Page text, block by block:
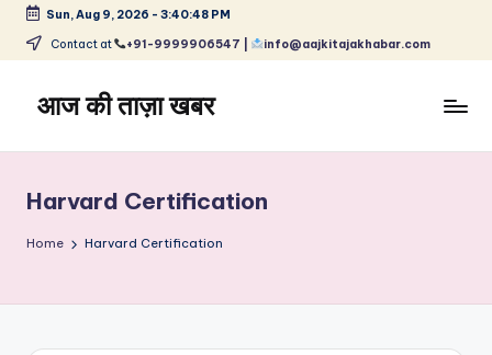
Skip
content
Sun, Aug 9, 2026 - 3:40:48 PM
Contact at +91-9999906547 | info@aajkitajakhabar.com
आज की ताज़ा खबर
ताज़ा
समाचार
–
Harvard Certification
Home Harvard Certification